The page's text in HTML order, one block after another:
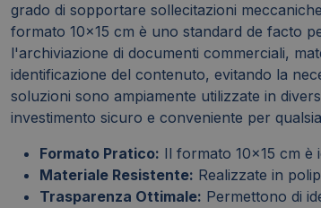
grado di sopportare sollecitazioni
formato 10x15 cm è uno standard de facto
l'archiviazione di documenti commerciali,
identificazione del contenuto, evitando la
soluzioni sono ampiamente utilizzate in
investimento sicuro e conveniente per
Formato Pratico: Il formato 10x15 cm è
Materiale Resistente: Realizzate in
Trasparenza Ottimale: Permettono di